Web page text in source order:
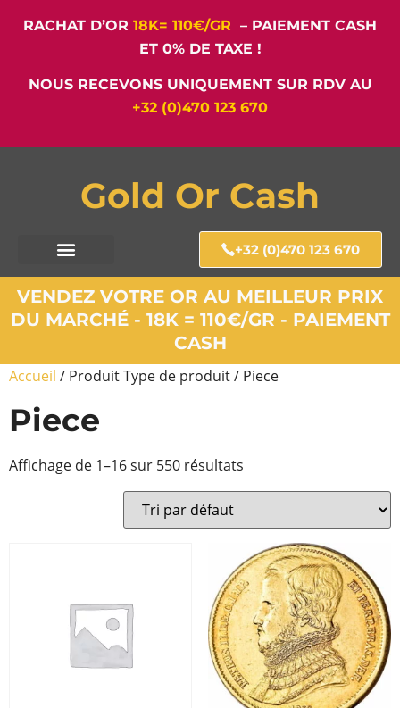
RACHAT D’OR 18K= 110€/GR – PAIEMENT CASH
ET 0% DE TAXE !
NOUS RECEVONS UNIQUEMENT SUR RDV AU
+32 (0)470 123 670
Gold Or Cash
+32 (0)470 123 670
VENDEZ VOTRE OR AU MEILLEUR PRIX
DU MARCHÉ - 18K = 110€/GR - PAIEMENT
CASH
Accueil / Produit Type de produit / Piece
Piece
Affichage de 1–16 sur 550 résultats